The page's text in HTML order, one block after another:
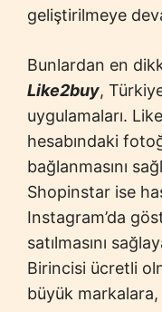
geliştirilmeye
Bunlardan en
Like2buy,
uygulamaları.
hesabındaki
bağlanmasını
Shopinstar ise
Instagram’da
satılmasını
Birincisi ücretli
büyük markalara,